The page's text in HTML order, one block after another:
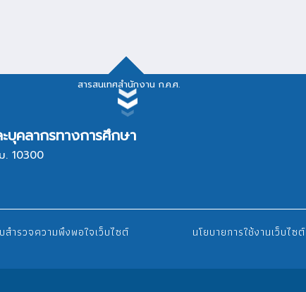
สารสนเทศสำนักงาน ก.ค.ศ.
สารสนเทศสำนักงาน ก.ค.ศ.
านผลการปฏิบัติงาน
งินเดือน สป. ระบบ e-office สป.
บุคลากรทางการศึกษา
. 10300
สำรวจความพึงพอใจเว็บไซต์ นโยบายการใช้งานเว็บไซต์